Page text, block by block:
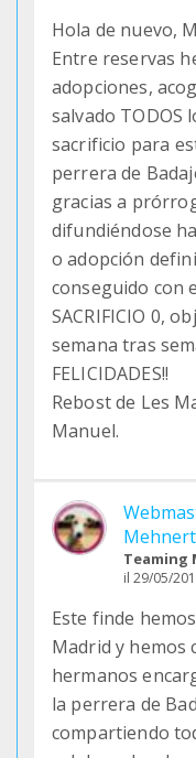
Hola de nuevo,
Entre reservas
adopciones,
salvado TODOS
sacrificio para
perrera de
gracias a
difundiéndose
o adopción
conseguido con
SACRIFICIO 0,
semana tras
FELICIDADES!!
Rebost de Les
Manuel.
Mehnert
Teaming
il 29/05/
Este finde
Madrid y hemos
hermanos
la perrera de
compartiendo